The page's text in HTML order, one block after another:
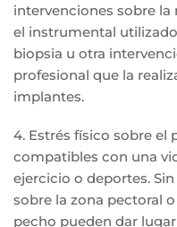
intervenciones sobre
el instrumental
biopsia u otra
profesional que la
implantes.
4. Estrés físico sobre el
compatibles con una
ejercicio o deportes.
sobre la zona pectoral
pecho pueden dar